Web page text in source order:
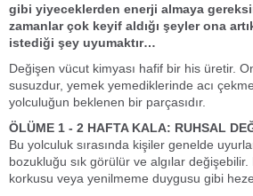
gibi yiyeceklerden enerji almaya
zamanlar çok keyif aldığı şeyler ona
istediği şey uyumaktır…
Değişen vücut kimyası hafif bir his üretir.
susuzdur, yemek yemediklerinde acı
yolculuğun beklenen bir parçasıdır.
ÖLÜME 1 - 2 HAFTA KALA: RUHSAL
Bu yolculuk sırasında kişiler genelde
bozukluğu sık görülür ve algılar
korkusu veya yenilmeme duygusu gibi